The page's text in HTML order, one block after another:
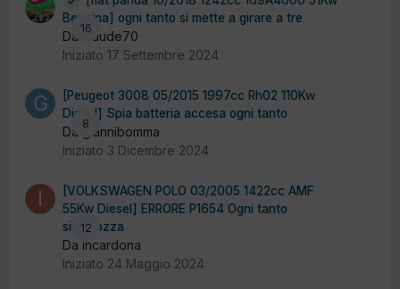
16
Benzina] ogni tanto si mette a girare a tre
Da claude70
Iniziato 17 Settembre 2024
8
[Peugeot 3008 05/2015 1997cc Rh02 110Kw
Diesel] Spia batteria accesa ogni tanto
Da giannibomma
Iniziato 3 Dicembre 2024
12
[VOLKSWAGEN POLO 03/2005 1422cc AMF
55Kw Diesel] ERRORE P1654 Ogni tanto
singhiozza
Da incardona
Iniziato 24 Maggio 2024